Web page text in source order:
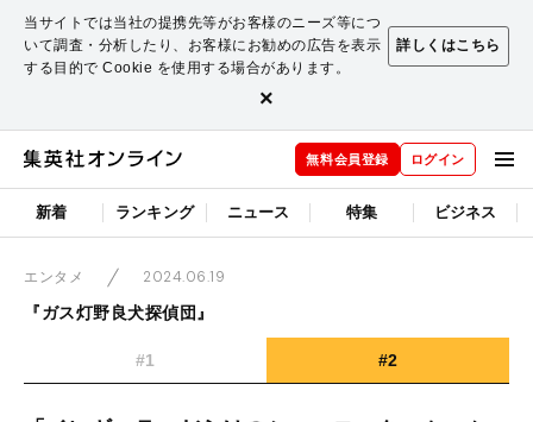
当サイトでは当社の提携先等がお客様のニーズ等につ
いて調査・分析したり、お客様にお勧めの広告を表示
する目的で Cookie を使用する場合があります。
詳しくはこちら
×
無料会員登録 ログイン
新着 ランキング ニュース 特集 ビジネス
エンタメ
2024.06.19
『ガス灯野良犬探偵団』
#1 #2